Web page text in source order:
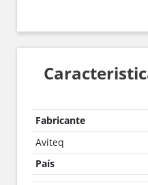
Fabricante
Aviteq
País